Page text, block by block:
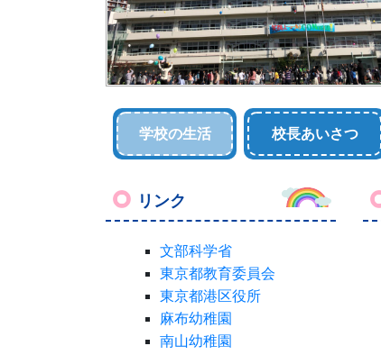
学校の生活 校長あいさつ
リンク
文部科学省
東京都教育委員会
東京都港区役所
麻布幼稚園
南山幼稚園